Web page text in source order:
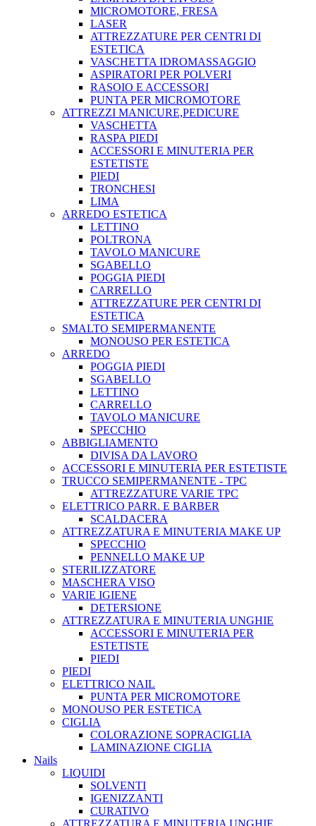
MICROMOTORE, FRESA
LASER
ATTREZZATURE PER CENTRI DI
ESTETICA
VASCHETTA IDROMASSAGGIO
ASPIRATORI PER POLVERI
RASOIO E ACCESSORI
PUNTA PER MICROMOTORE
ATTREZZI MANICURE,PEDICURE
VASCHETTA
RASPA PIEDI
ACCESSORI E MINUTERIA PER
ESTETISTE
PIEDI
TRONCHESI
LIMA
ARREDO ESTETICA
LETTINO
POLTRONA
TAVOLO MANICURE
SGABELLO
POGGIA PIEDI
CARRELLO
ATTREZZATURE PER CENTRI DI
ESTETICA
SMALTO SEMIPERMANENTE
MONOUSO PER ESTETICA
ARREDO
POGGIA PIEDI
SGABELLO
LETTINO
CARRELLO
TAVOLO MANICURE
SPECCHIO
ABBIGLIAMENTO
DIVISA DA LAVORO
ACCESSORI E MINUTERIA PER ESTETISTE
TRUCCO SEMIPERMANENTE - TPC
ATTREZZATURE VARIE TPC
ELETTRICO PARR. E BARBER
SCALDACERA
ATTREZZATURA E MINUTERIA MAKE UP
SPECCHIO
PENNELLO MAKE UP
STERILIZZATORE
MASCHERA VISO
VARIE IGIENE
DETERSIONE
ATTREZZATURA E MINUTERIA UNGHIE
ACCESSORI E MINUTERIA PER
ESTETISTE
PIEDI
PIEDI
ELETTRICO NAIL
PUNTA PER MICROMOTORE
MONOUSO PER ESTETICA
CIGLIA
COLORAZIONE SOPRACIGLIA
LAMINAZIONE CIGLIA
Nails
LIQUIDI
SOLVENTI
IGENIZZANTI
CURATIVO
ATTREZZATURA E MINUTERIA UNGHIE